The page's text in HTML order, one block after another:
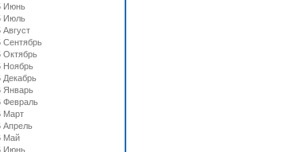
Июнь
Июль
Август
Сентябрь
Октябрь
Ноябрь
Декабрь
Январь
Февраль
Март
Апрель
Май
Июнь